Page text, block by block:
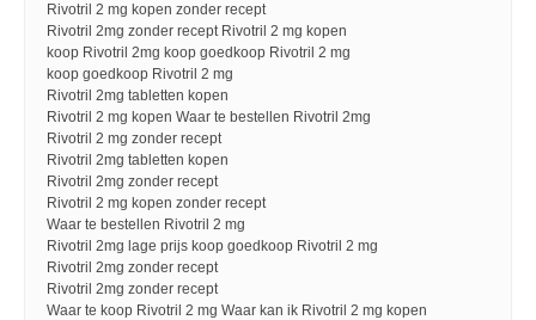
Rivotril 2 mg kopen zonder recept
Rivotril 2mg zonder recept Rivotril 2 mg kopen
koop Rivotril 2mg koop goedkoop Rivotril 2 mg
koop goedkoop Rivotril 2 mg
Rivotril 2mg tabletten kopen
Rivotril 2 mg kopen Waar te bestellen Rivotril 2mg
Rivotril 2 mg zonder recept
Rivotril 2mg tabletten kopen
Rivotril 2mg zonder recept
Rivotril 2 mg kopen zonder recept
Waar te bestellen Rivotril 2 mg
Rivotril 2mg lage prijs koop goedkoop Rivotril 2 mg
Rivotril 2mg zonder recept
Rivotril 2mg zonder recept
Waar te koop Rivotril 2 mg Waar kan ik Rivotril 2 mg kopen